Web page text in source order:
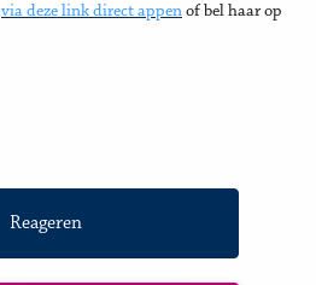
via deze link direct appen of bel haar op
Reageren